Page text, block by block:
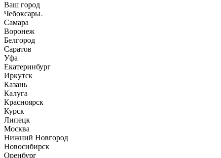
Ваш город
Чебоксары
Самара
Воронеж
Белгород
Саратов
Уфа
Екатеринбург
Иркутск
Казань
Калуга
Красноярск
Курск
Липецк
Москва
Нижний Новгород
Новосибирск
Оренбург